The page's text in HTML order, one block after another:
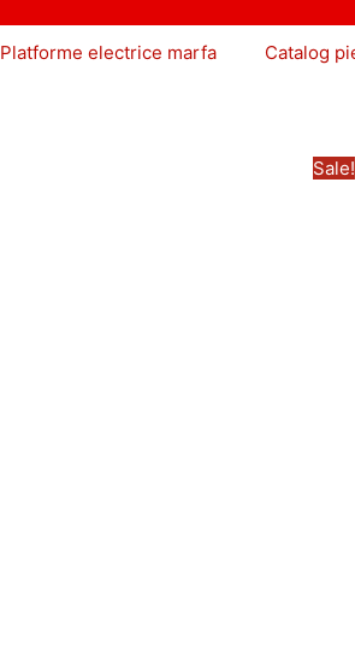
Platforme electrice marfa Catalog
Sale!